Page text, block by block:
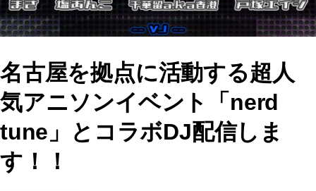
名古屋を拠点に活動する超人
気アニソンイベント「nerd
tune」とコラボDJ配信しま
す！！